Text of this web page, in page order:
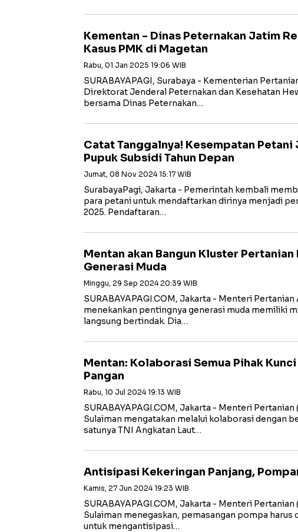
Kementan - Dinas Peternakan Jatim
Kasus PMK di Magetan
Rabu, 01 Jan 2025 19:06 WIB
SURABAYAPAGI, Surabaya - Kementerian
Direktorat Jenderal Peternakan dan Kesehatan
bersama Dinas Peternakan…
Catat Tanggalnya! Kesempatan Petani
Pupuk Subsidi Tahun Depan
Jumat, 08 Nov 2024 15:17 WIB
SurabayaPagi, Jakarta - Pemerintah kembali
para petani untuk mendaftarkan dirinya menjadi
2025. Pendaftaran…
Mentan akan Bangun Kluster
Generasi Muda
Minggu, 29 Sep 2024 20:39 WIB
SURABAYAPAGI.COM, Jakarta - Menteri
menekankan pentingnya generasi muda memiliki
langsung bertindak. Dia…
Mentan: Kolaborasi Semua Pihak
Pangan
Rabu, 10 Jul 2024 19:13 WIB
SURABAYAPAGI.COM, Jakarta - Menteri
Sulaiman mengatakan melalui kolaborasi dengan
satunya TNI Angkatan Laut…
Antisipasi Kekeringan Panjang,
Kamis, 27 Jun 2024 19:23 WIB
SURABAYAPAGI.COM, Jakarta - Menteri
Sulaiman menegaskan, pemasangan pompa harus
untuk mengantisipasi…